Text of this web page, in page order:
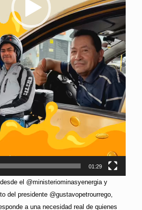
01:29
el @ministeriominasyenergia y
del presidente @gustavopetrourrego,
a una necesidad real de quienes